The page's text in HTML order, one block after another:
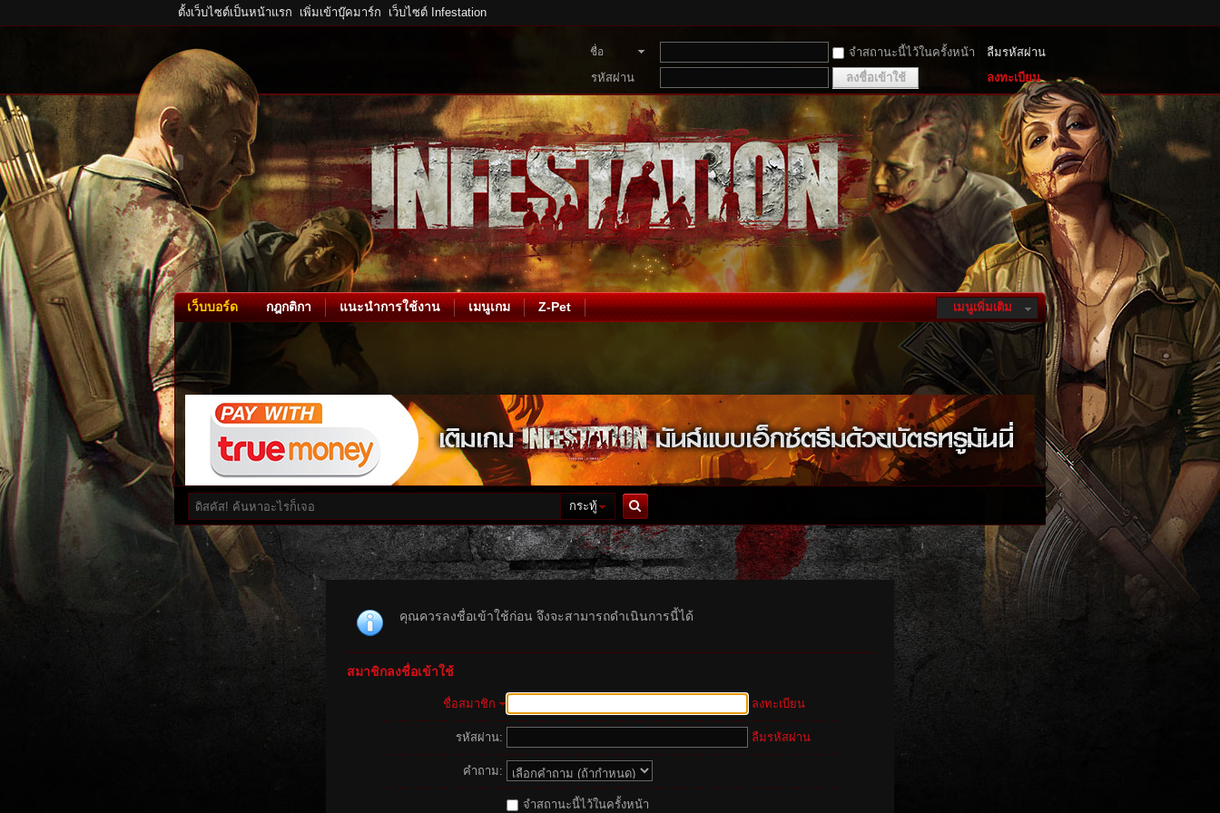
ตั้งเว็บไซต์เป็นหน้าแรก เพิ่มเข้าบุ๊คมาร์ก เว็บไซต์ Infestation
ชื่อ
สมาชิก
จำสถานะนี้ไว้ในครั้งหน้า
ลืมรหัสผ่าน
รหัสผ่าน
ลงชื่อเข้าใช้ ลงทะเบียน
เมนูเพิ่มเติม
เว็บบอร์ด กฎกติกา แนะนำการใช้งาน เมนูเกม Z-Pet
กระทู้
ค้นหา
คุณควรลงชื่อเข้าใช้ก่อน จึงจะสามารถดำเนินการนี้ได้
สมาชิกลงชื่อเข้าใช้
ชื่อสมาชิก ลงทะเบียน
รหัสผ่าน: ลืมรหัสผ่าน
คำถาม:
จำสถานะนี้ไว้ในครั้งหน้า